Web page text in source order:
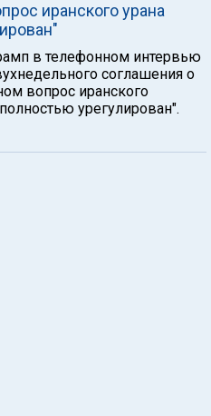
иранского урана
в телефонном интервью
соглашения о
вопрос иранского
урегулирован".